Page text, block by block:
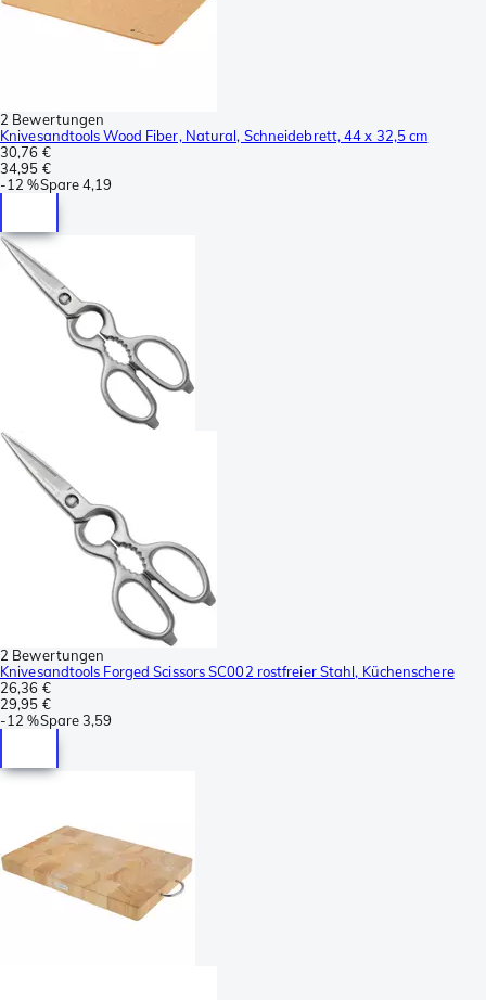
2 Bewertungen
Knivesandtools Wood Fiber, Natural, Schneidebrett, 44 x 32,5 cm
30,76 €
34,95 €
-12 %Spare4,19
2 Bewertungen
Knivesandtools Forged Scissors SC002 rostfreier Stahl, Küchenschere
26,36 €
29,95 €
-12 %Spare3,59